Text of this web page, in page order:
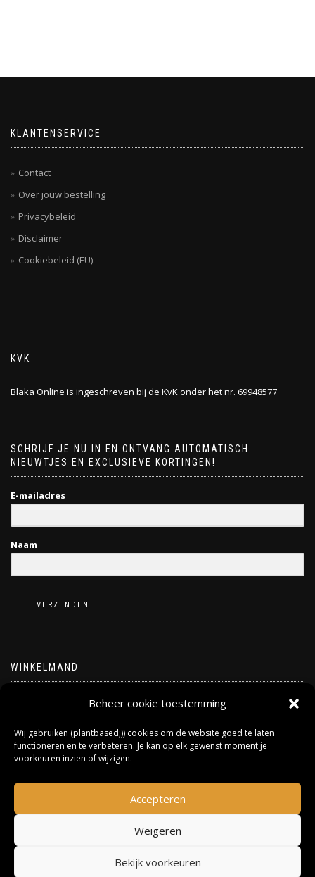
Beheer cookie toestemming
Wij gebruiken (plantbased;)) cookies om de website goed te laten
functioneren en te verbeteren. Je kan op elk gewenst moment je
voorkeuren inzien of wijzigen.
Accepteren
Weigeren
Bekijk voorkeuren
KLANTENSERVICE
Contact
Over jouw bestelling
Privacybeleid
Disclaimer
Cookiebeleid (EU)
KVK
Blaka Online is ingeschreven bij de KvK onder het nr. 69948577
SCHRIJF JE NU IN EN ONTVANG AUTOMATISCH
NIEUWTJES EN EXCLUSIEVE KORTINGEN!
E-mailadres
Naam
VERZENDEN
WINKELMAND
Geen producten in de winkelwagen.